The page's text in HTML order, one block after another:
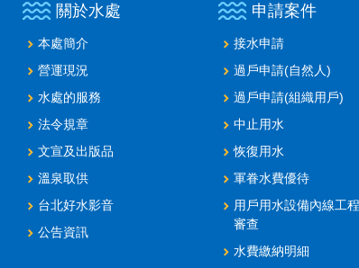
關於水處
本處簡介
營運現況
水處的服務
法令規章
文宣及出版品
溫泉取供
台北好水影音
公告資訊
申請案件
接水申請
過戶申請(自然人)
過戶申請(組織用戶)
中止用水
恢復用水
軍眷水費優待
用戶用水設備內線工
審查
水費繳納明細